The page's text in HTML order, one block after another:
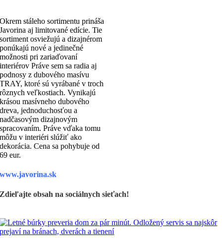
Okrem stáleho sortimentu prináša
Javorina aj limitované edície. Tie
sortiment osviežujú a dizajnérom
ponúkajú nové a jedinečné
možnosti pri zariaďovaní
interiérov Práve sem sa radia aj
podnosy z dubového masívu
TRAY, ktoré sú vyrábané v troch
rôznych veľkostiach. Vynikajú
krásou masívneho dubového
dreva, jednoduchosťou a
nadčasovým dizajnovým
spracovaním. Práve vďaka tomu
môžu v interiéri slúžiť ako
dekorácia. Cena sa pohybuje od
69 eur.
www.javorina.sk
Zdieľajte obsah na sociálnych sieťach!